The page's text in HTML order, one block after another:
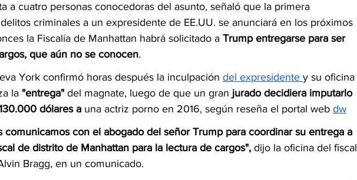
a cuatro personas conocedoras del asunto, señaló que la primera
criminales a un expresidente de EE.UU. se anunciará en los próximos
la Fiscalía de Manhattan habrá solicitado a Trump entregarse para ser
que aún no se conocen.
York confirmó horas después la inculpación del expresidente y su oficina
la "entrega" del magnate, luego de que un gran jurado decidiera imputarlo
dólares a una actriz porno en 2016, según reseña el portal web dw
comunicamos con el abogado del señor Trump para coordinar su entrega a
de distrito de Manhattan para la lectura de cargos", dijo la oficina del fiscal
Bragg, en un comunicado.